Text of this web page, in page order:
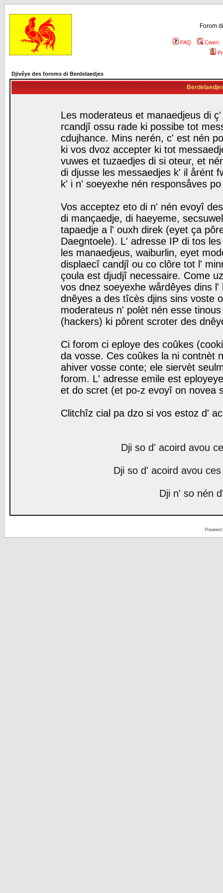
Forom
FAQ
Cweri
Djivêye des foroms di Berdelaedjes
Les moderateus et manaedjeus di
rcandjî ossu rade ki possibe tot
cdujhance. Mins nerén, c' est nén
ki vos dvoz accepter ki tot
vuwes et tuzaedjes di si oteur, et
di djusse les messaedjes k' il årént
k' i n' soeyexhe nén responsåves
Vos acceptez eto di n' nén evoyî
di mançaedje, di haeyeme,
tapaedje a l' ouxh direk (eyet ça
Daegntoele). L' adresse IP di tos
les manaedjeus, waiburlin, eyet
displaecî candjî ou co clôre tot l'
çoula est djudjî necessaire. Come
vos dnez soeyexhe wårdêyes dins
dnêyes a des tîcès djins sins voste
moderateus n' polèt nén esse
(hackers) ki pôrent scroter des
Ci forom ci eploye des coûkes
da vosse. Ces coûkes la ni contnèt
ahiver vosse conte; ele siervèt
forom. L' adresse emile est
et do scret (et po-z evoyî on novea
Clitchîz cial pa dzo si vos estoz d'
Dji so d' acoird avou
Dji so d' acoird avou
Dji n' so nén
Powered